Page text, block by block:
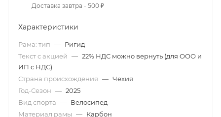
Доставка завтра - 500 ₽
Характеристики
Рама: тип — Ригид
Текст с акцией — 22% НДС можно вернуть (для ООО и
ИП с НДС)
Страна происхождения — Чехия
Год-Сезон — 2025
Вид спорта — Велосипед
Материал рамы — Карбон